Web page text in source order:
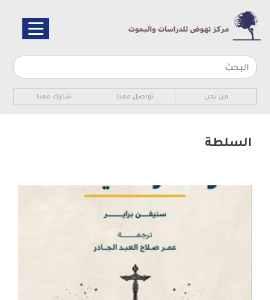
المحتوى
Sub navigation
من نحن تواصل معنا شارك معنا
السلطة